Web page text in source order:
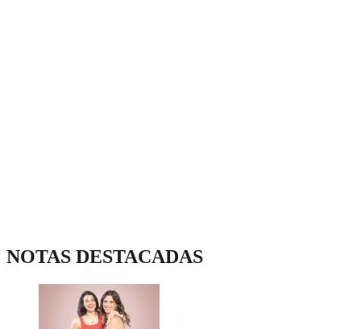
NOTAS DESTACADAS